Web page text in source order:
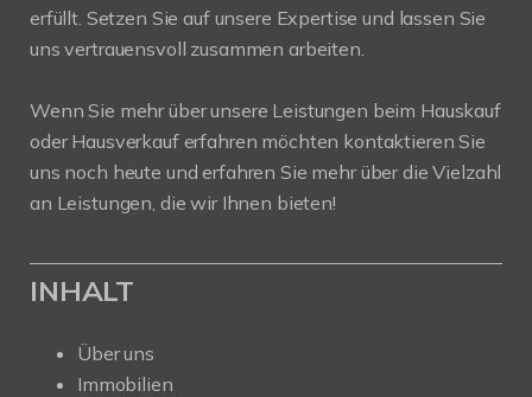
erfüllt. Setzen Sie auf unsere Expertise und lassen Sie
uns vertrauensvoll zusammen arbeiten.
Wenn Sie mehr über unsere Leistungen beim Hauskauf
oder Hausverkauf erfahren möchten kontaktieren Sie
uns noch heute und erfahren Sie mehr über die Vielzahl
an Leistungen, die wir Ihnen bieten!
INHALT
Über uns
Immobilien